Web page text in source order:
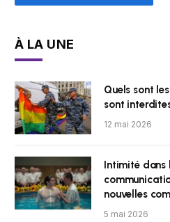
À LA UNE
Quels sont
sont
12 mai 2026
Intimité dans
nouvelles
5 mai 2026